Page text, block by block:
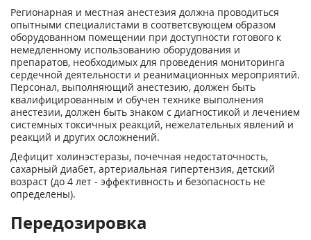
Регионарная и местная анестезия должна проводиться
опытными специалистами в соответсвующем образом
оборудованном помещении при доступности готового к
немедленному использованию оборудования и
препаратов, необходимых для проведения мониторинга
сердечной деятельности и реанимационных мероприятий.
Персонал, выполняющий анестезию, должен быть
квалифицированным и обучен технике выполнения
анестезии, должен быть знаком с диагностикой и лечением
системных токсичных реакций, нежелательных явлений и
реакций и других осложнений.
Дефицит холинэстеразы, почечная недостаточность,
сахарный диабет, артериальная гипертензия, детский
возраст (до 4 лет - эффективность и безопасность не
определены).
Передозировка